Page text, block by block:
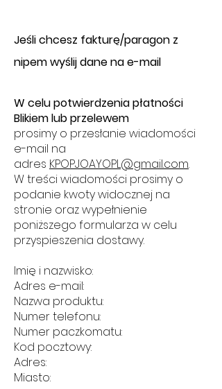
​Jeśli chcesz fakturę/paragon z
nipem wyślij dane na e-mail
W celu potwierdzenia płatności
Blikiem lub przelewem
prosimy o przesłanie wiadomości
e-mail na
adres KPOPJOAYOPL@gmail.com.
W treści wiadomości prosimy o
podanie kwoty widocznej na
stronie oraz wypełnienie
poniższego formularza w celu
przyspieszenia dostawy.
Imię i nazwisko:
Adres e-mail:
Nazwa produktu:
Numer telefonu:
Numer paczkomatu:
Kod pocztowy:
Adres:
Miasto: